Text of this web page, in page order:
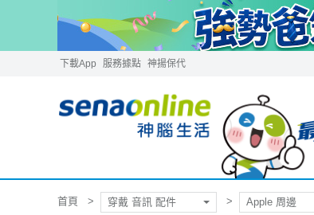
下載App 服務據點 神揚保代
首頁 穿戴 音訊 配件 Apple 周邊